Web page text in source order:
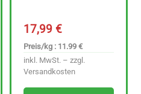
17,99€
Preis/kg : 11.99 €
inkl. MwSt. – zzgl.
Versandkosten